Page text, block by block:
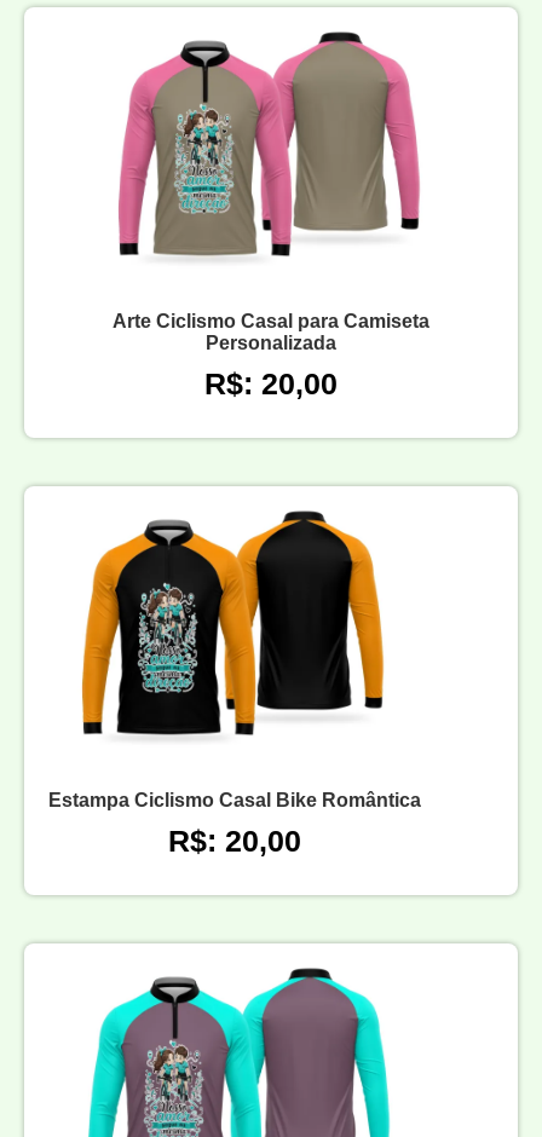
Arte Ciclismo Casal para Camiseta
Personalizada
R$: 20,00
Estampa Ciclismo Casal Bike Romântica
R$: 20,00